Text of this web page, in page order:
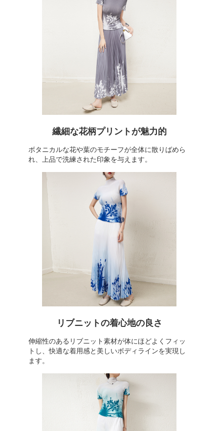
繊細な花柄プリントが魅力的
ボタニカルな花や葉のモチーフが全体に散りばめら
れ、上品で洗練された印象を与えます。
リブニットの着心地の良さ
伸縮性のあるリブニット素材が体にほどよくフィッ
トし、快適な着用感と美しいボディラインを実現し
ます。